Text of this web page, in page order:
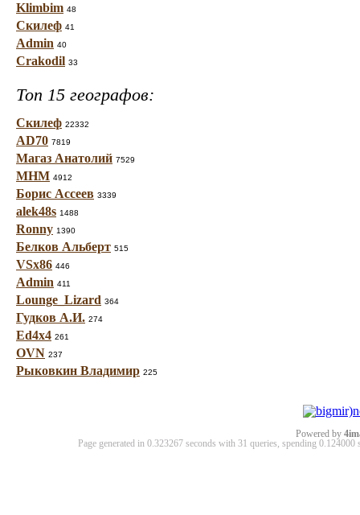
Klimbim 48
Скилеф 41
Admin 40
Crakodil 33
Топ 15 географов:
Скилеф 22332
AD70 7819
Магаз Анатолий 7529
МНМ 4912
Борис Ассеев 3339
alek48s 1488
Ronny 1390
Белков Альберт 515
VSx86 446
Admin 411
Lounge_Lizard 364
Гудков А.И. 274
Ed4x4 261
OVN 237
Рыковкин Владимир 225
Powered by
Page generated in 0.323267 seconds with 31 queries, spending